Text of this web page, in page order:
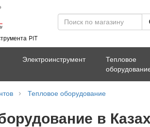
PIT
Электроинструмент
Тепловое
Тепловое оборудование
в